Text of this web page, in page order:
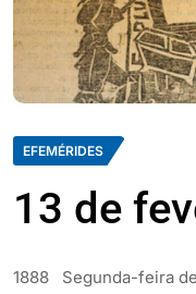
EFEMÉRIDES
13 de
1888 Segunda-feira